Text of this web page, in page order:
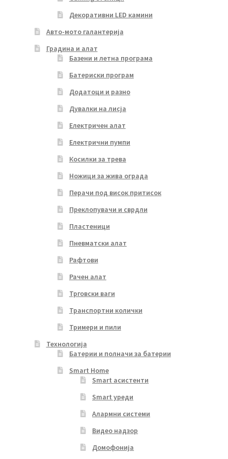
Декоративни LED камини
Авто-мото галантерија
Градина и алат
Базени и летна програма
Батериски програм
Додатоци и разно
Дувалки на лисја
Електричен алат
Електрични пумпи
Косилки за трева
Ножици за жива ограда
Перачи под висок притисок
Преклопувачи и сврдли
Пластеници
Пневматски алат
Рафтови
Рачен алат
Трговски ваги
Транспортни колички
Тримери и пили
Технологија
Батерии и полначи за батерии
Smart Home
Smart асистенти
Smart уреди
Алармни системи
Видео надзор
Домофонија